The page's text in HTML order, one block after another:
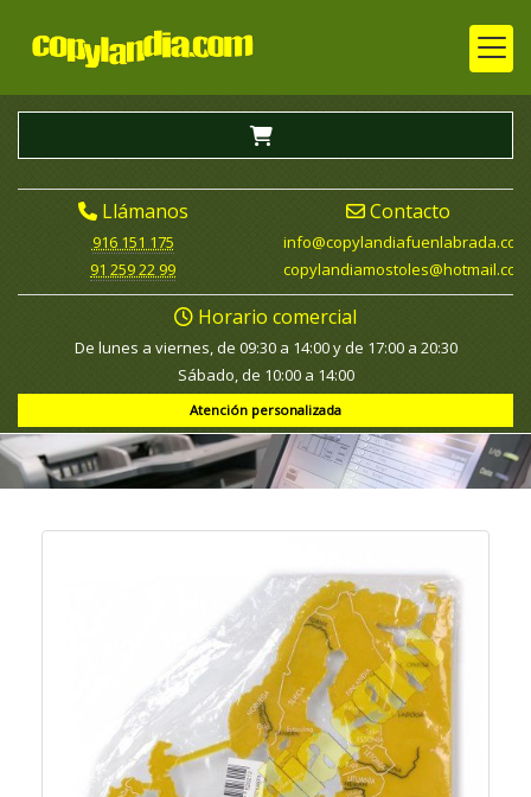
Llámanos
916 151 175
91 259 22 99
Contacto
info
copylandiafuenlabrada.com
copylandiamostoles
hotmail.com
Horario comercial
De lunes a viernes, de 09:30 a 14:00 y de 17:00 a 20:30
Sábado, de 10:00 a 14:00
Atención personalizada